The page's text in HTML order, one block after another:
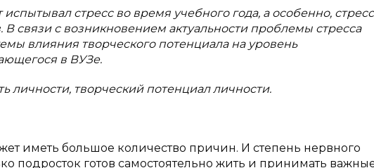
стресс во время учебного года, а особенно, стресс
В связи с возникновением актуальности проблемы стресса
влияния творческого потенциала на уровень
в ВУЗе.
личности, творческий потенциал личности.
иметь большое количество причин. И степень нервного
подросток готов самостоятельно жить и принимать